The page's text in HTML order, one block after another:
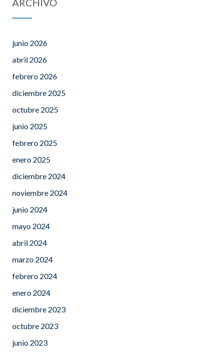
ARCHIVO
junio 2026
abril 2026
febrero 2026
diciembre 2025
octubre 2025
junio 2025
febrero 2025
enero 2025
diciembre 2024
noviembre 2024
junio 2024
mayo 2024
abril 2024
marzo 2024
febrero 2024
enero 2024
diciembre 2023
octubre 2023
junio 2023